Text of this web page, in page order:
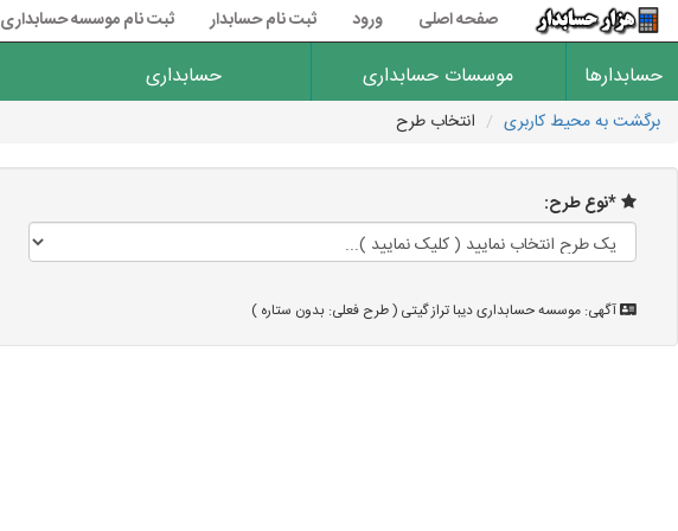
صفحه اصلی ورود ثبت نام حسابدار ثبت نام موسسه حسابداری
حسابدارها موسسات حسابداری حسابداری
برگشت به محیط کاربری انتخاب طرح
*نوع طرح:
آگهی: موسسه حسابداری دیبا تراز گیتی ( طرح فعلی: بدون ستاره )